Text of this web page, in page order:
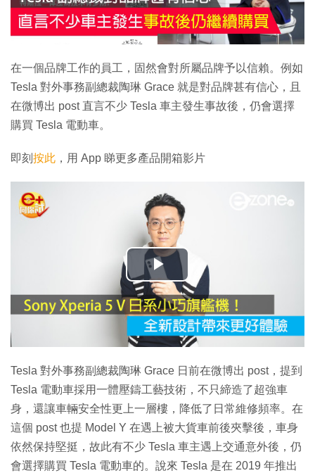
在一個品牌工作的員工，固然會對所屬品牌予以信賴。例如
Tesla 對外事務副總裁陶琳 Grace 就是對品牌甚有信心，且
在微博出 post 直言不少 Tesla 車主發生事故後，仍會選擇
購買 Tesla 電動車。
即刻 按此 ，用 App 睇更多產品開箱影片
播
放
影
片
Tesla 對外事務副總裁陶琳 Grace 日前在微博出 post，提到
Tesla 電動車採用一體壓鑄工藝技術，不只締造了超強車
身，還讓車輛安全性更上一層樓，降低了日常維修頻率。在
這個 post 也提 Model Y 在遇上被大貨車前後夾擊後，車身
依然保持堅挺，故此有不少 Tesla 車主遇上交通意外後，仍
會選擇購買 Tesla 電動車的。說來 Tesla 是在 2019 年推出